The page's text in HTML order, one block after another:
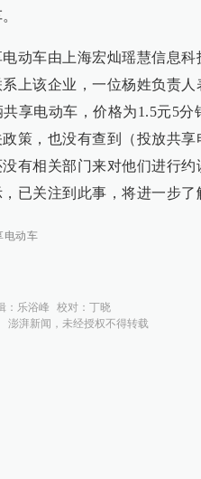
动车由上海宏灿瑶慧信息
上该企业，一位杨姓负责
享电动车，价格为1.5元5
策，也没有查到（投放共
有相关部门来对他们进行
已关注到此事，将进一步了
电动车
： 乐浴峰 校对： 丁晓
澎湃新闻，未经授权不得转载